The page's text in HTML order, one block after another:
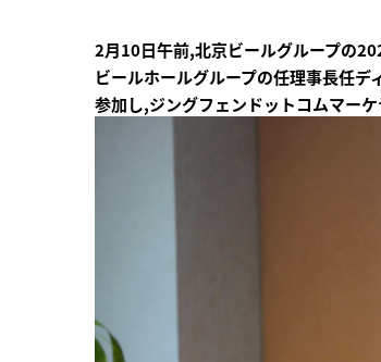
2月10日午前,北京ビールグループの
ビールホールグループの任理事長任
参加し,ジングフェンドットコムマー